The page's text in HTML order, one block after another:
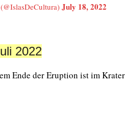
July 18, 2022
2022
Ende der Eruption ist im